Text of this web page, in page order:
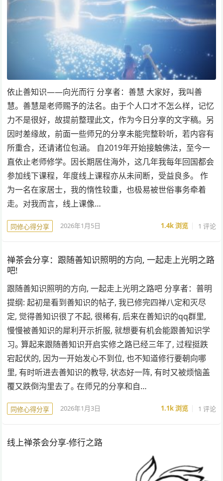
依止善知识——向光而行 分享者：善慧 大家好，我叫善
慧。善慧是老师赐予的法名。由于个人口才不怎么样，记忆
力不是很好，故提前整理此文，作为今日分享的文字稿。另
因时差缘故，前面一些师兄的分享未能完整聆听，若内容有
所重合，还请诸位包涵。 自2019年开始接触佛法，至今一
直依止老师修学。因长期居住海外，这几年我每年回国都会
参加线下课程，年度线上课程亦从未间断，受益良多。 作
为一名在家居士，我的惰性较重，也极易被世俗事务牵着
走。对我而言，线上课像…
同修心得分享 2026年1月5日 1.4k浏览 1 评论
禅茶会分享：跟随善知识照明的⽅向, ⼀起⾛上光明之路
吧!
跟随善知识照明的⽅向, ⼀起⾛上光明之路吧 分享者：普明
提纲: 起初是看到善知识的帖⼦, 我已修完四禅⼋定和灭尽
定, 觉得善知识很了不起, 很稀有, 后来在善知识的qq群⾥,
慢慢被善知识的犀利开示折服, 就想要有机会能跟善知识学
习｡ 算起来跟随善知识开启实修之路已经三年了, 过程挺跌
宕起伏的, 因为⼀开始发⼼不到位, 也不知道修⾏要朝向哪
⾥, 有时听进去善知识的教导, 状态好⼀阵, 有时⼜被烦恼盖
覆⼜跌倒沟⾥去了｡ 在师兄的分享和⾃…
同修心得分享 2026年1月3日 1.1k浏览 1 评论
线上禅茶会分享-修行之路